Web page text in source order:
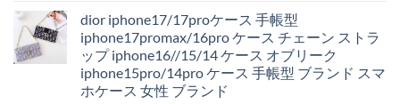
dior iphone17/17proケース 手帳型
iphone17promax/16pro ケース チェーン ストラ
ップ iphone16//15/14 ケース オブリーク
iphone15pro/14pro ケース 手帳型 ブランド スマ
ホケース 女性 ブランド